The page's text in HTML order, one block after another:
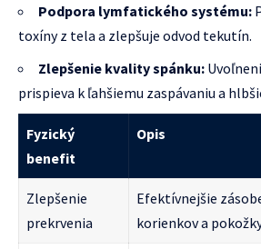
Podpora lymfatického systému:
toxíny z tela a zlepšuje odvod tekutín.
Zlepšenie kvality spánku:
prispieva k ľahšiemu zaspávaniu a
Fyzický
benefit
Opis
Zlepšenie
prekrvenia
Efektívnejšie
korienkov a